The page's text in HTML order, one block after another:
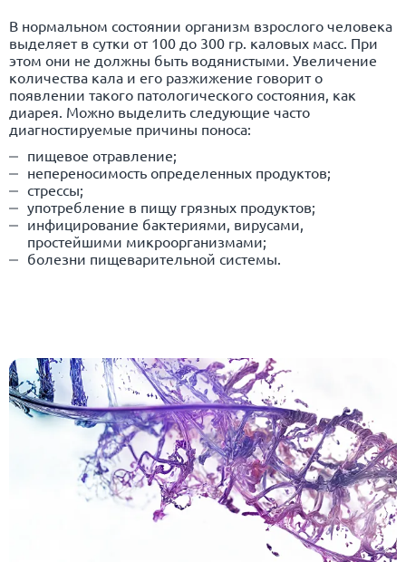
В нормальном состоянии организм взрослого человека
выделяет в сутки от 100 до 300 гр. каловых масс. При
этом они не должны быть водянистыми. Увеличение
количества кала и его разжижение говорит о
появлении такого патологического состояния, как
диарея. Можно выделить следующие часто
диагностируемые причины поноса:
пищевое отравление;
непереносимость определенных продуктов;
стрессы;
употребление в пищу грязных продуктов;
инфицирование бактериями, вирусами,
простейшими микроорганизмами;
болезни пищеварительной системы.